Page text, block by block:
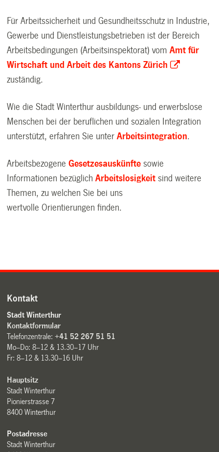
Für Arbeitssicherheit und Gesundheitsschutz in Industrie,
Gewerbe und Dienstleistungsbetrieben ist der Bereich
Arbeitsbedingungen (Arbeitsinspektorat) vomAmt für
Wirtschaft und Arbeit des Kantons Zürich
zuständig.
Wie die Stadt Winterthur ausbildungs- und erwerbslose
Menschen bei der beruflichen und sozialen Integration
unterstützt, erfahren Sie unterArbeitsintegration.
ArbeitsbezogeneGesetzesauskünftesowie
Informationen bezüglichArbeitslosigkeitsind weitere
Themen, zu welchen Sie bei uns
wertvolle Orientierungen finden.
Kontakt
Stadt Winterthur
Kontaktformular
Telefonzentrale:+41 52 267 51 51
Mo–Do: 8–12 & 13.30–17 Uhr
Fr: 8–12 & 13.30–16 Uhr
Hauptsitz
Stadt Winterthur
Pionierstrasse 7
8400 Winterthur
Postadresse
Stadt Winterthur